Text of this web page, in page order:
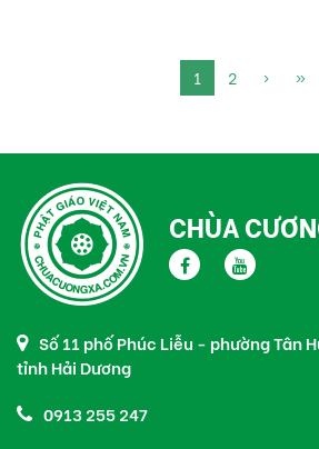
1 2 › »
CHÙA
Số 11 phố Phúc Liễu - phường Tân
tỉnh Hải Dương
0913 255 247